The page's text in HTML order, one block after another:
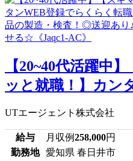
【20~40代活躍中
ッと就職！】カン
UTエージェント株式会社
給与 月収例258,000円
勤務地
愛知県 春日井市